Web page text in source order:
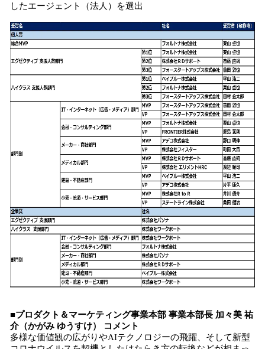
したエージェント（法人）を選出
■プロダクト＆マーケティング事業本部 事業本部長 加々美 祐
介（かがみ ゆうすけ） コメント
多様な価値観の広がりやAIテクノロジーの飛躍、そして新型